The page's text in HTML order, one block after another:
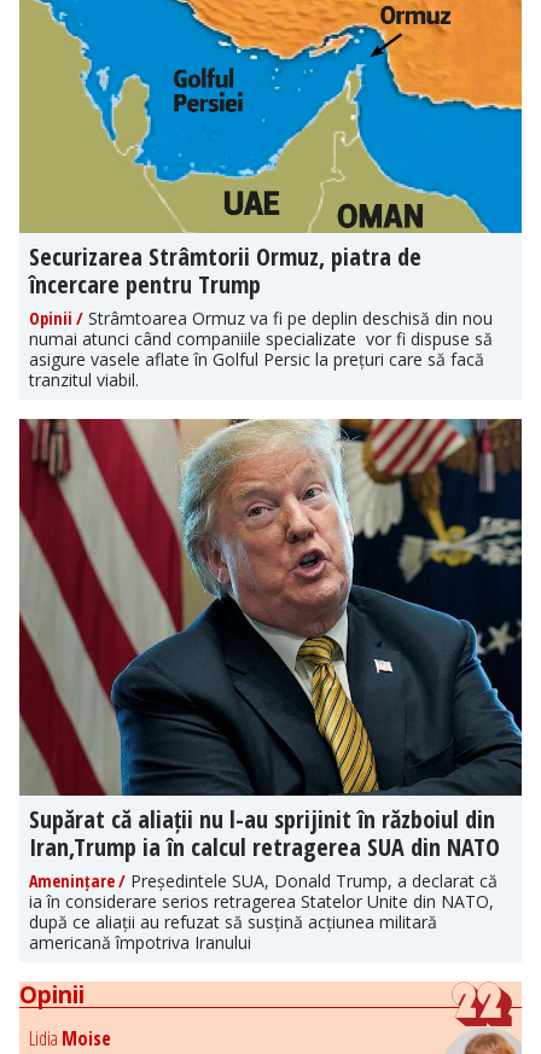
Securizarea Strâmtorii Ormuz, piatra de
încercare pentru Trump
Opinii / Strâmtoarea Ormuz va fi pe deplin deschisă din nou
numai atunci când companiile specializate vor fi dispuse să
asigure vasele aflate în Golful Persic la prețuri care să facă
tranzitul viabil.
Supărat că aliații nu l-au sprijinit în războiul din
Iran,Trump ia în calcul retragerea SUA din NATO
Amenințare / Președintele SUA, Donald Trump, a declarat că
ia în considerare serios retragerea Statelor Unite din NATO,
după ce aliații au refuzat să susțină acțiunea militară
americană împotriva Iranului
Opinii
Lidia Moise